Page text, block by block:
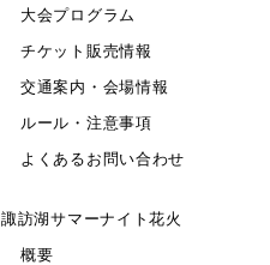
大会プログラム
チケット販売情報
交通案内・会場情報
ルール・注意事項
よくあるお問い合わせ
諏訪湖サマーナイト花火
概要